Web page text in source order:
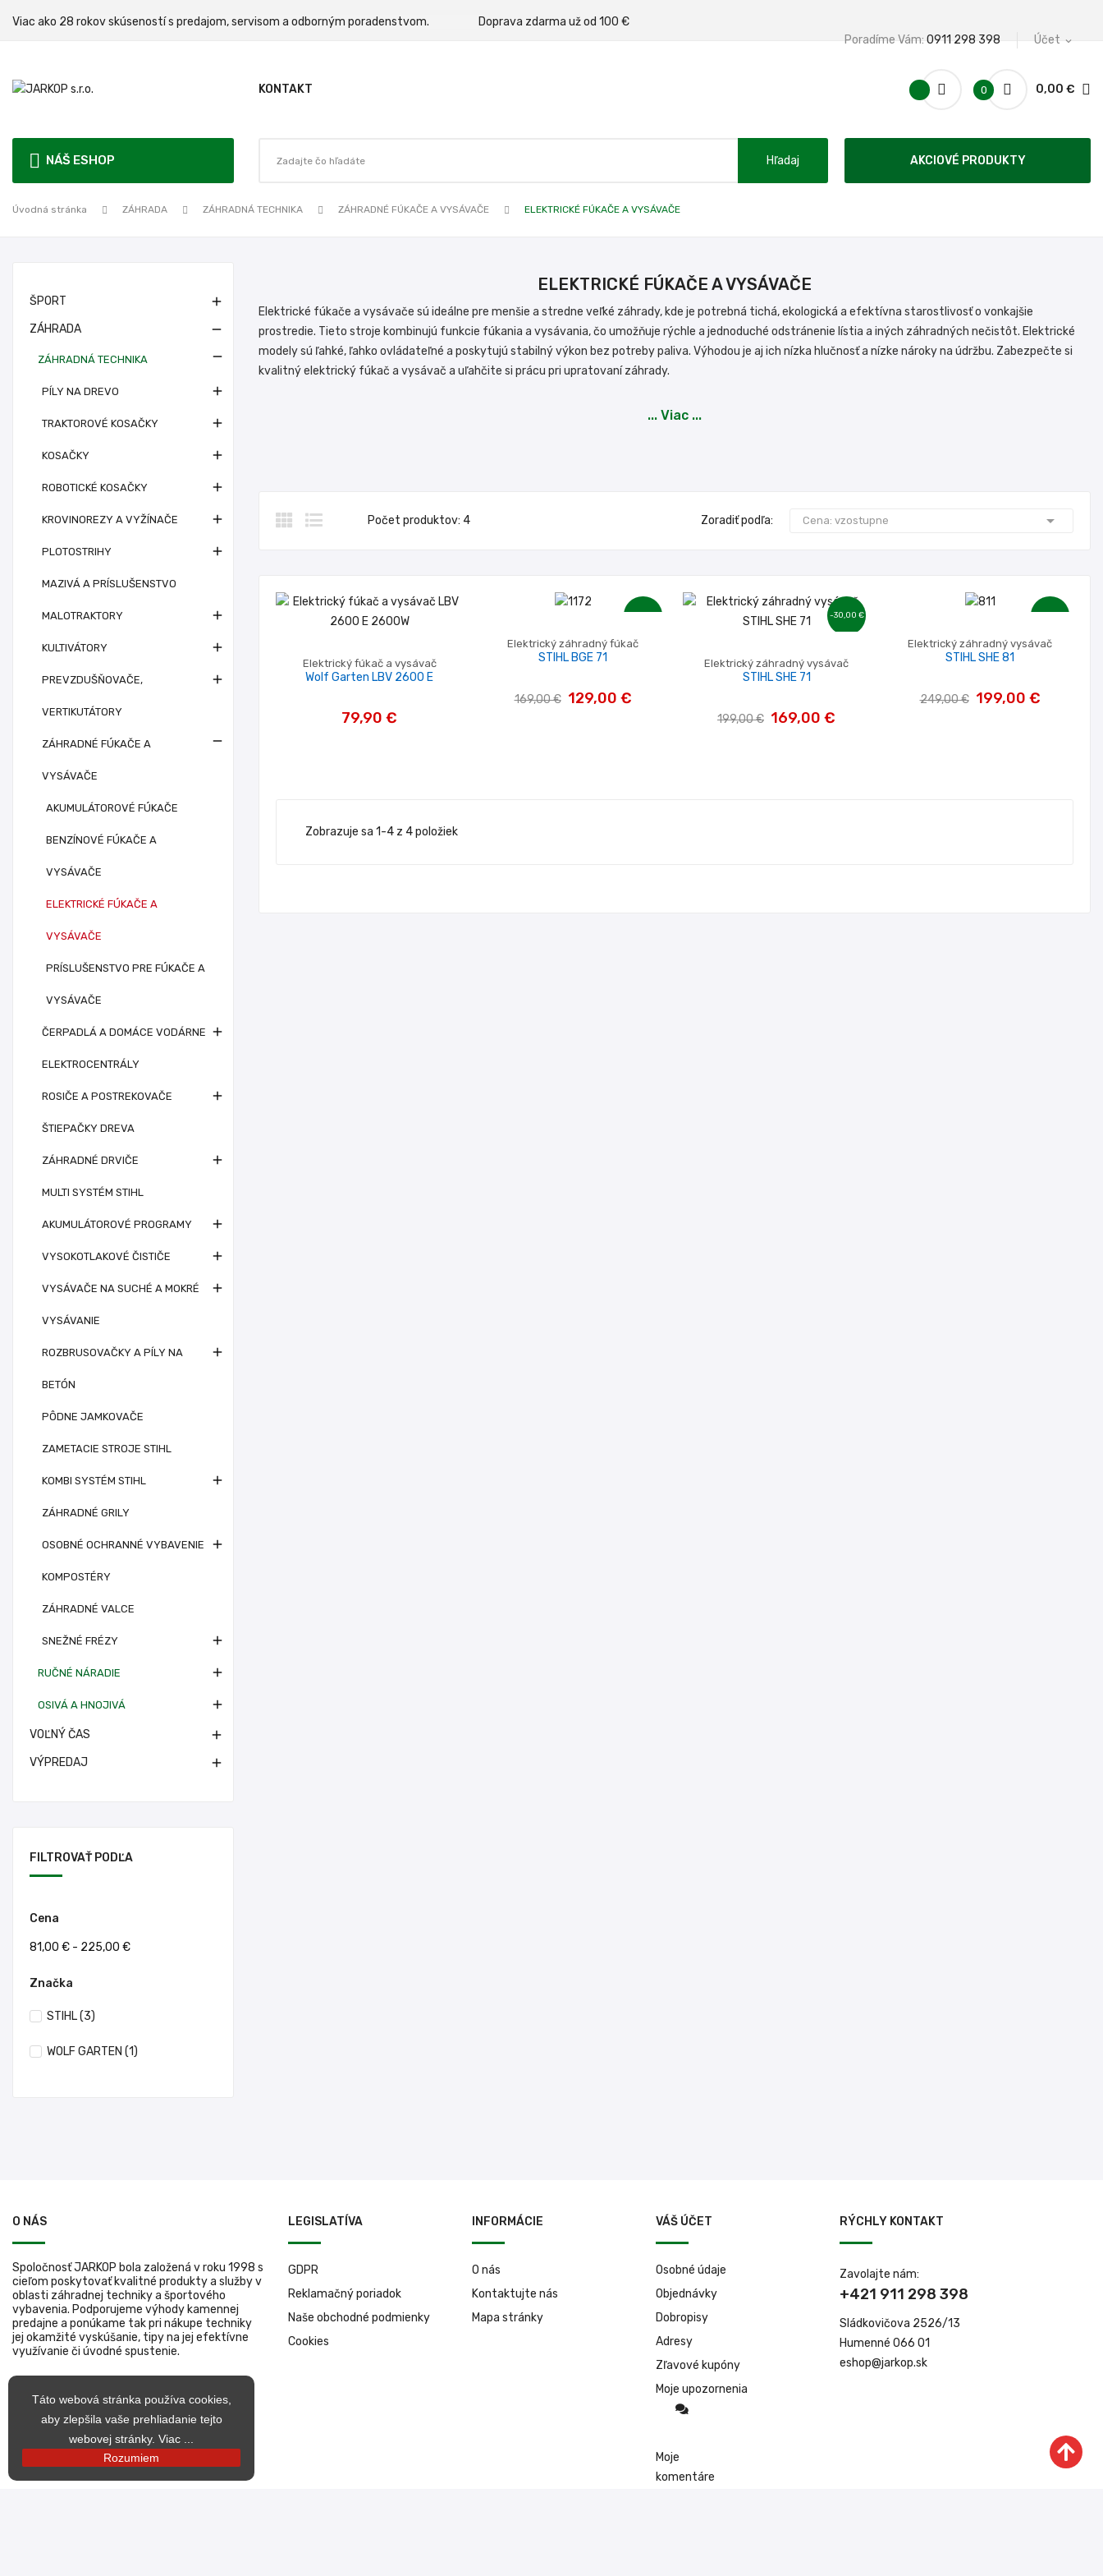
Viac ako 28 rokov skúseností s predajom, servisom a odborným poradenstvom.
Doprava zdarma už od 100 €
Účet expand_more
Poradíme Vám: 0911 298 398
KONTAKT 0 0,00 €
NÁŠ ESHOP Hľadaj AKCIOVÉ PRODUKTY
Úvodná stránka ZÁHRADA ZÁHRADNÁ TECHNIKA ZÁHRADNÉ FÚKAČE A VYSÁVAČE ELEKTRICKÉ FÚKAČE A VYSÁVAČE
ŠPORT 
ZÁHRADA 
ZÁHRADNÁ TECHNIKA 
PÍLY NA DREVO 
TRAKTOROVÉ KOSAČKY 
KOSAČKY 
ROBOTICKÉ KOSAČKY 
KROVINOREZY A VYŽÍNAČE 
PLOTOSTRIHY 
MAZIVÁ A PRÍSLUŠENSTVO
MALOTRAKTORY 
KULTIVÁTORY 
PREVZDUŠŇOVAČE,
VERTIKUTÁTORY

ZÁHRADNÉ FÚKAČE A
VYSÁVAČE

AKUMULÁTOROVÉ FÚKAČE
BENZÍNOVÉ FÚKAČE A
VYSÁVAČE
ELEKTRICKÉ FÚKAČE A
VYSÁVAČE
PRÍSLUŠENSTVO PRE FÚKAČE A
VYSÁVAČE
ČERPADLÁ A DOMÁCE VODÁRNE 
ELEKTROCENTRÁLY
ROSIČE A POSTREKOVAČE 
ŠTIEPAČKY DREVA
ZÁHRADNÉ DRVIČE 
MULTI SYSTÉM STIHL
AKUMULÁTOROVÉ PROGRAMY 
VYSOKOTLAKOVÉ ČISTIČE 
VYSÁVAČE NA SUCHÉ A MOKRÉ
VYSÁVANIE

ROZBRUSOVAČKY A PÍLY NA
BETÓN

PÔDNE JAMKOVAČE
ZAMETACIE STROJE STIHL
KOMBI SYSTÉM STIHL 
ZÁHRADNÉ GRILY
OSOBNÉ OCHRANNÉ VYBAVENIE 
KOMPOSTÉRY
ZÁHRADNÉ VALCE
SNEŽNÉ FRÉZY 
RUČNÉ NÁRADIE 
OSIVÁ A HNOJIVÁ 
VOĽNÝ ČAS 
VÝPREDAJ 
FILTROVAŤ PODĽA
Cena
81,00 € - 225,00 €
Značka
STIHL(3)
WOLF GARTEN (1)
ELEKTRICKÉ FÚKAČE A VYSÁVAČE
Elektrické fúkače a vysávače sú ideálne pre menšie a stredne veľké záhrady, kde je potrebná tichá, ekologická a efektívna starostlivosť o vonkajšie
prostredie. Tieto stroje kombinujú funkcie fúkania a vysávania, čo umožňuje rýchle a jednoduché odstránenie lístia a iných záhradných nečistôt. Elektrické
modely sú ľahké, ľahko ovládateľné a poskytujú stabilný výkon bez potreby paliva. Výhodou je aj ich nízka hlučnosť a nízke nároky na údržbu. Zabezpečte si
kvalitný elektrický fúkač a vysávač a uľahčite si prácu pri upratovaní záhrady.
... Viac ...
Počet produktov: 4 Zoradiť podľa: Cena: vzostupne 
Elektrický fúkač a vysávač
Wolf Garten LBV 2600 E
79,90 €
-40,00 €
Elektrický záhradný fúkač
STIHL BGE 71
169,00 € 129,00 €
-30,00 €
Elektrický záhradný vysávač
STIHL SHE 71
199,00 € 169,00 €
-50,00 €
Elektrický záhradný vysávač
STIHL SHE 81
249,00 € 199,00 €
Zobrazuje sa 1-4 z 4 položiek
O NÁS
Spoločnosť JARKOP bola založená v roku 1998 s
cieľom poskytovať kvalitné produkty a služby v
oblasti záhradnej techniky a športového
vybavenia. Podporujeme výhody kamennej
predajne a ponúkame tak pri nákupe techniky
jej okamžité vyskúšanie, tipy na jej efektívne
využívanie či úvodné spustenie.
LEGISLATÍVA
GDPR
Reklamačný poriadok
Naše obchodné podmienky
Cookies
INFORMÁCIE
O nás
Kontaktujte nás
Mapa stránky
VÁŠ ÚČET
Osobné údaje
Objednávky
Dobropisy
Adresy
Zľavové kupóny
Moje upozornenia
Moje
komentáre
RÝCHLY KONTAKT
Zavolajte nám:
+421 911 298 398
Sládkovičova 2526/13
Humenné 066 01
eshop@jarkop.sk
Táto webová stránka používa cookies,
aby zlepšila vaše prehliadanie tejto
webovej stránky. Viac ...
Rozumiem